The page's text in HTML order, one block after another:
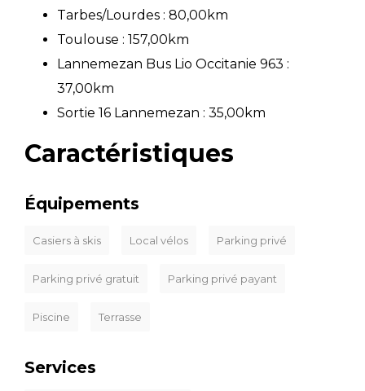
Tarbes/Lourdes : 80,00km
Toulouse : 157,00km
Lannemezan Bus Lio Occitanie 963 :
37,00km
Sortie 16 Lannemezan : 35,00km
Caractéristiques
Équipements
Casiers à skis Local vélos Parking privé
Parking privé gratuit Parking privé payant
Piscine Terrasse
Services